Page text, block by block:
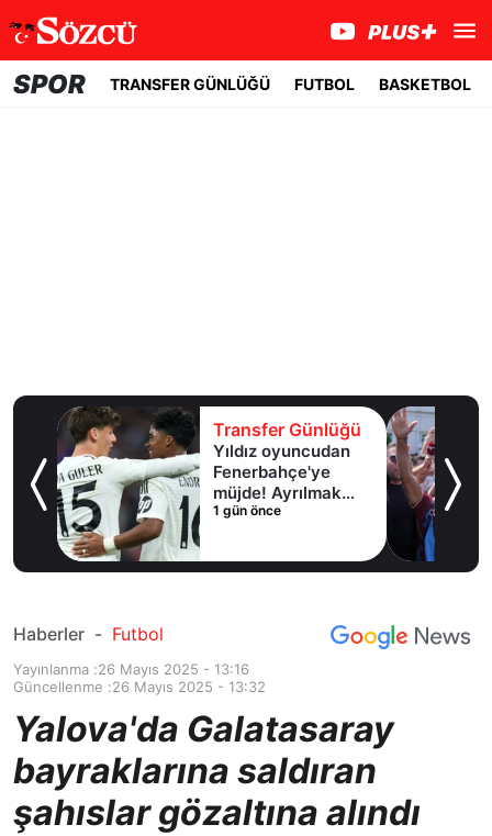
SPOR TRANSFER GÜNLÜĞÜ FUTBOL BASKETBOL
Transfer Günlüğü
Yıldız oyuncudan
Fenerbahçe'ye
müjde! Ayrılmak
istiyor
1 gün önce
Haberler - Futbol
Yayınlanma :26 Mayıs 2025 - 13:16
Güncellenme :26 Mayıs 2025 - 13:32
Yalova'da Galatasaray
bayraklarına saldıran
şahıslar gözaltına alındı